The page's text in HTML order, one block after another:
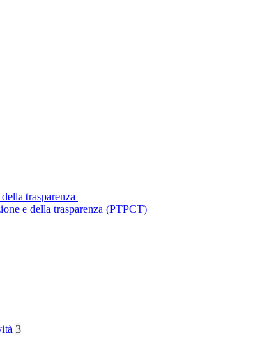
trasparenza
e della trasparenza (PTPCT)
3